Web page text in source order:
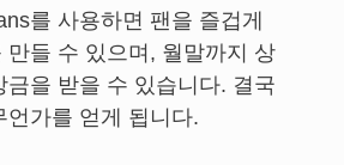
를 사용하면 팬을 즐겁게
만들 수 있으며, 월말까지 상
금을 받을 수 있습니다. 결국
언가를 얻게 됩니다.